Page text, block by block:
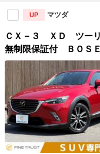
UP マツダ
ＣＸ－３ ＸＤ ツー
無制限保証付 ＢＯＳ
Ｖ 禁煙車 バックカ
ＥＴＣ ハーフレザー
ｈ 衝突軽減ブレーキ